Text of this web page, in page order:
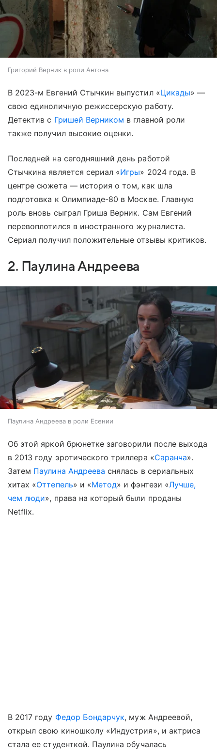
Григорий Верник в роли Антона
В 2023-м Евгений Стычкин выпустил «Цикады» —
свою единоличную режиссерскую работу.
Детектив с Гришей Верником в главной роли
также получил высокие оценки.
Последней на сегодняшний день работой
Стычкина является сериал «Игры» 2024 года. В
центре сюжета — история о том, как шла
подготовка к Олимпиаде-80 в Москве. Главную
роль вновь сыграл Гриша Верник. Сам Евгений
перевоплотился в иностранного журналиста.
Сериал получил положительные отзывы критиков.
2. Паулина Андреева
Паулина Андреева в роли Есении
Об этой яркой брюнетке заговорили после выхода
в 2013 году эротического триллера «Саранча».
Затем Паулина Андреева снялась в сериальных
хитах «Оттепель» и «Метод» и фэнтези «Лучше,
чем люди», права на который были проданы
Netflix.
В 2017 году Федор Бондарчук, муж Андреевой,
открыл свою киношколу «Индустрия», и актриса
стала ее студенткой. Паулина обучалась